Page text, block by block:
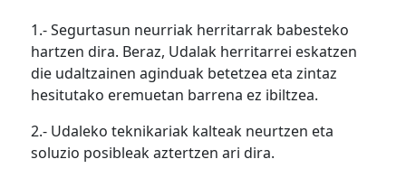
1.- Segurtasun neurriak herritarrak babesteko
hartzen dira. Beraz, Udalak herritarrei eskatzen
die udaltzainen aginduak betetzea eta zintaz
hesitutako eremuetan barrena ez ibiltzea.
2.- Udaleko teknikariak kalteak neurtzen eta
soluzio posibleak aztertzen ari dira.